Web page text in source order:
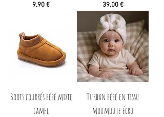
Prix
9,90 € Prix
39,00 €
Boots fourrés bébé mixte
camel
Turban bébé en tissu
moumoute écru